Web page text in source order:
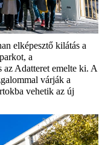
elképesztő kilátás a
a
az Adatteret emelte ki. A
várják a
vehetik az új